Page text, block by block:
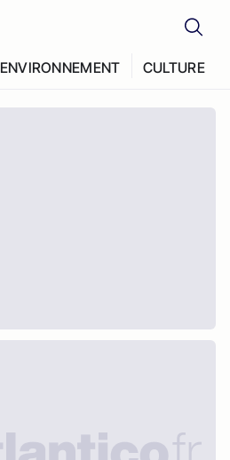
ENVIRONNEMENT CULTURE